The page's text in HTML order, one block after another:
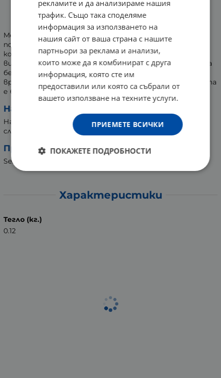
БЛОКЧЕ
Формула без сълзи
Мека успокояваща формула, 100% без сапун и алкали,
подпомага развитието на киселинната обвивка на
кожата. Естествените овлажняващи агенти урея,
витамини и аминокиселини остават нежната кожа на
бебето гладка и мека. Витамин Е предпазва от
вредното въздействие на околната среда. Формулата
е без консерванти.
Начин на употреба:
Нанася се върху кожата до получаване на нежна пяна,
след което се изплаква обилно.
Производител:
Sebapharma GmbH & Co., Германия
Характеристики
Тегло (кг.)
0.12
рекламите и да анализираме нашия
трафик. Също така споделяме
информация за използването на
нашия сайт от ваша страна с нашите
партньори за реклама и анализи,
които може да я комбинират с друга
информация, която сте им
предоставили или която са събрали от
вашето използване на техните услуги.
ПРИЕМЕТЕ ВСИЧКИ
ПОКАЖЕТЕ ПОДРОБНОСТИ